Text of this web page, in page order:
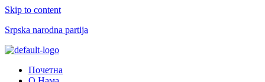
Skip to content
Srpska narodna partija
Menu
Почетна